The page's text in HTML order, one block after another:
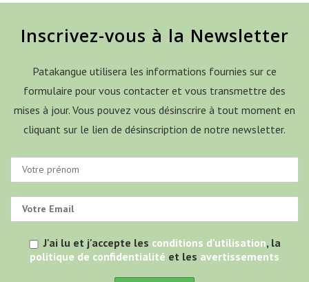
Inscrivez-vous à la Newsletter
Patakangue utilisera les informations fournies sur ce
formulaire pour vous contacter et vous transmettre des
mises à jour. Vous pouvez vous désinscrire à tout moment en
cliquant sur le lien de désinscription de notre newsletter.
J'ai lu et j'accepte les conditions d'utilisation, la
politique de confidentialité et les avertissements